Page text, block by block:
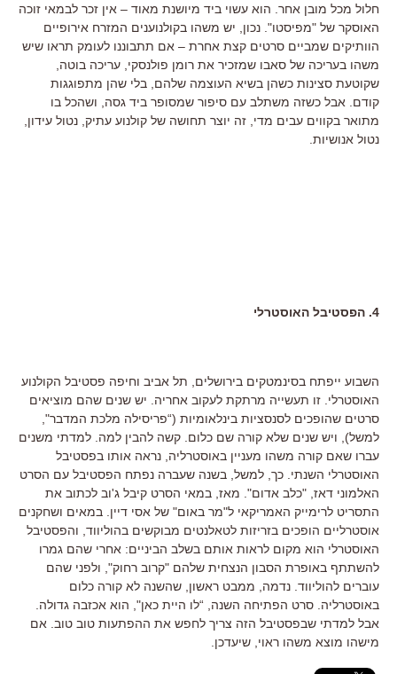
חלול מכל מובן אחר. הוא עשוי ביד מיושנת מאוד – אין זכר לבמאי זוכה
האוסקר של "מפיסטו". נכון, יש משהו בקולנוענים המזרח אירופיים
הוותיקים שמביים סרטים קצת אחרת – אם תתבוננו לעומק תראו שיש
משהו בעריכה של סאבו שמזכיר את רומן פולנסקי, עריכה בוטה,
שקוטעת סצינות כשהן בשיא העוצמה שלהם, בלי שהן מתפוגגות
קודם. אבל כשזה משתלב עם סיפור שמסופר ביד גסה, ושהכל בו
מתואר בקווים עבים מדי, זה יוצר תחושה של קולנוע עתיק, נטול עידון,
נטול אנושיות.
4. הפסטיבל האוסטרלי
השבוע ייפתח בסינמטקים בירושלים, תל אביב וחיפה פסטיבל הקולנוע
האוסטרלי. זו תעשייה מרתקת לעקוב אחריה. יש שנים שהם מוציאים
סרטים שהופכים לסנסציות בינלאומיות (“פריסילה מלכת המדבר",
למשל), ויש שנים שלא קורה שם כלום. קשה להבין למה. למדתי משנים
עברו שאם קורה משהו מעניין באוסטרליה, נראה אותו בפסטיבל
האוסטרלי השנתי. כך, למשל, בשנה שעברה נפתח הפסטיבל עם הסרט
האלמוני דאז, "כלב אדום". מאז, במאי הסרט קיבל ג'וב לכתוב את
התסריט לרימייק האמריקאי ל"מר באום" של אסי דיין. במאים ושחקנים
אוסטרליים הופכים בזריזות לטאלנטים מבוקשים בהוליווד, והפסטיבל
האוסטרלי הוא מקום לראות אותם בשלב הביניים: אחרי שהם גמרו
להשתתף באופרת הסבון הנצחית שלהם "קרוב רחוק", ולפני שהם
עוברים להוליווד. נדמה, ממבט ראשון, שהשנה לא קורה כלום
באוסטרליה. סרט הפתיחה השנה, “לו היית כאן", הוא אכזבה גדולה.
אבל למדתי שבפסטיבל הזה צריך לחפש את ההפתעות טוב טוב. אם
מישהו מוצא משהו ראוי, שיעדכן.